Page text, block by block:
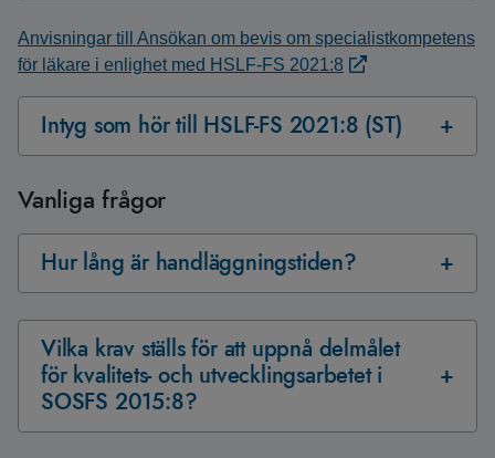
Anvisningar till Ansökan om bevis om specialistkompetens
för läkare i enlighet med HSLF-FS 2021:8
Intyg som hör till HSLF-FS 2021:8 (ST)
Vanliga frågor
Hur lång är handläggningstiden?
Vilka krav ställs för att uppnå delmålet
för kvalitets- och utvecklingsarbetet i
SOSFS 2015:8?